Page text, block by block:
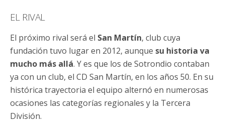
EL RIVAL
El próximo rival será el San Martín, club cuya
fundación tuvo lugar en 2012, aunque su historia va
mucho más allá. Y es que los de Sotrondio contaban
ya con un club, el CD San Martín, en los años 50. En su
histórica trayectoria el equipo alternó en numerosas
ocasiones las categorías regionales y la Tercera
División.